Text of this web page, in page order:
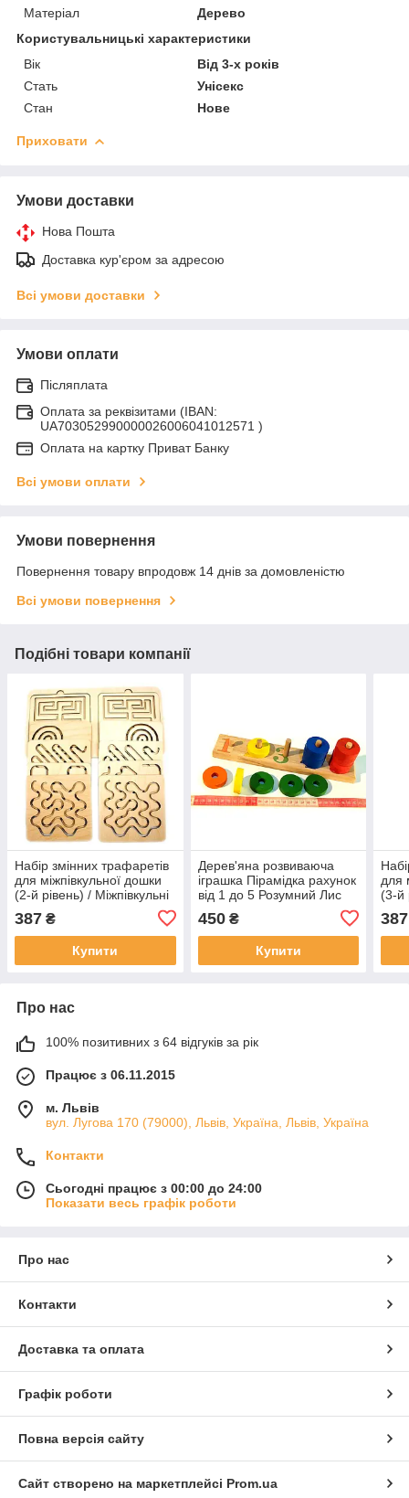
Матеріал
Дерево
Користувальницькі характеристики
Вік
Від 3-х років
Стать
Унісекс
Стан
Нове
Приховати
Умови доставки
Нова Пошта
Доставка кур'єром за адресою
Всі умови доставки
Умови оплати
Післяплата
Оплата за реквізитами (IBAN:
UA703052990000026006041012571 )
Оплата на картку Приват Банку
Всі умови оплати
Умови повернення
Повернення товару впродовж 14 днів за домовленістю
Всі умови повернення
Подібні товари компанії
Набір змінних трафаретів
для міжпівкульної дошки
(2-й рівень) / Міжпівкульні
трафарети Розумний Лис
90112
387 ₴
Купити
Дерев'яна розвиваюча
іграшка Пірамідка рахунок
від 1 до 5 Розумний Лис
450₴
Купити
для
(3-й
387
Про нас
100% позитивних з 64 відгуків за рік
Працює з 06.11.2015
м. Львів
вул. Лугова 170 (79000), Львів, Україна, Львів, Україна
Контакти
Сьогодні працює з 00:00 до 24:00
Показати весь графік роботи
Про нас
Контакти
Доставка та оплата
Графік роботи
Повна версія сайту
Сайт створено на маркетплейсі Prom.ua